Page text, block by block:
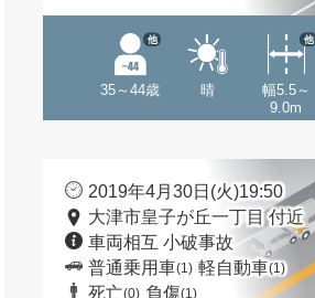
35～44歳
他
晴
幅5.5～
9.0m
他
2019年4月30日(火)19:50
大津市皇子が丘一丁目 付近
車両相互 小破事故
普通乗用車(1) 軽自動車(1)
死亡(0) 負傷(1)